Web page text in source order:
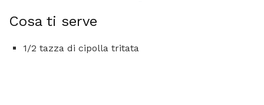
Cosa ti serve
1/2 tazza di cipolla tritata